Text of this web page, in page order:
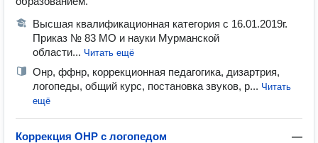
Высшая квалификационная категория с 16.01.2019г.
Приказ № 83 МО и науки Мурманской
области... Читать ещё
Онр, ффнр, коррекционная педагогика, дизартрия,
логопеды, общий курс, постановка звуков, р... Читать
ещё
Коррекция ОНР с логопедом —